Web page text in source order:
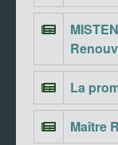
La
Maître